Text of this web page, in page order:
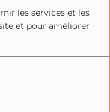
les services et les
et pour améliorer